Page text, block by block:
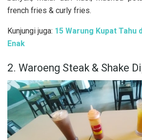
french fries & curly fries.
Kunjungi juga: 15 Warung Kupat Tahu
Enak
2. Waroeng Steak & Shake